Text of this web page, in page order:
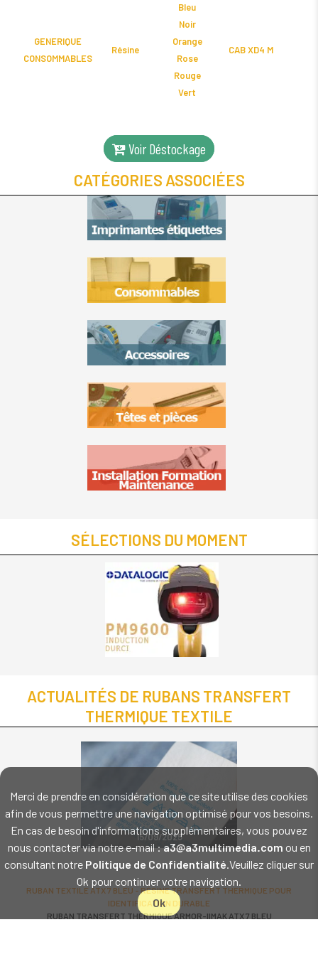
Merci de prendre en considération que ce site utilise des cookies
afin de vous permettre une navigation optimisé pour vos besoins.
En cas de besoin d'informations supplémentaires, vous pouvez
nous contacter via notre e-mail :a3@a3multimedia.com ou en
consultant notre Politique de Confidentialité.Veuillez cliquer sur
Ok pour continuer votre navigation.
Ok
GENERIQUE
CONSOMMABLES
Résine
Bleu
Noir
Orange
Rose
Rouge
Vert
CAB XD4 M
Voir Déstockage
CATÉGORIES ASSOCIÉES
SÉLECTIONS DU MOMENT
ACTUALITÉS DE RUBANS TRANSFERT
THERMIQUE TEXTILE
15/09/2025
RUBAN TEXTILE ATX 7 BLEU - RÉSINE TRANSFERT THERMIQUE POUR
IDENTIFICATION DURABLE
RUBAN TRANSFERT THERMIQUE ARMOR-IIMAK ATX 7 BLEU